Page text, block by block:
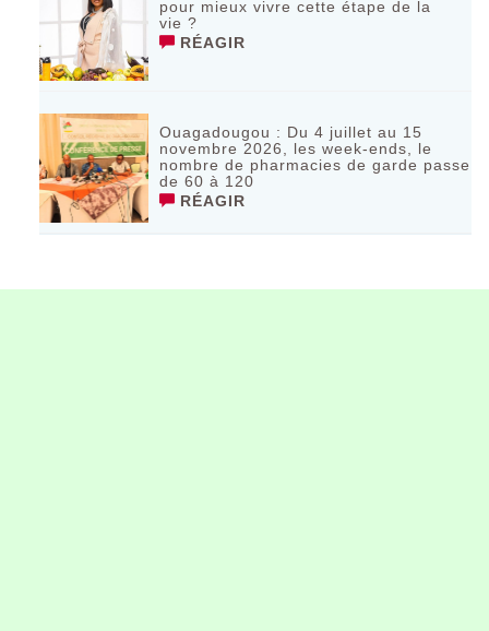
pour mieux vivre cette étape de la
vie ?
RÉAGIR
Ouagadougou : Du 4 juillet au 15
novembre 2026, les week-ends, le
nombre de pharmacies de garde passe
de 60 à 120
RÉAGIR